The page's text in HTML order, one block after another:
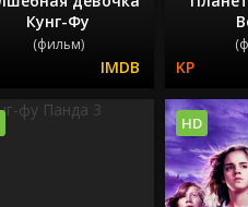
Кунг-Фу
(фильм)
HD